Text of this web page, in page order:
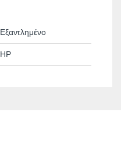
Εξαντλημένο
HP